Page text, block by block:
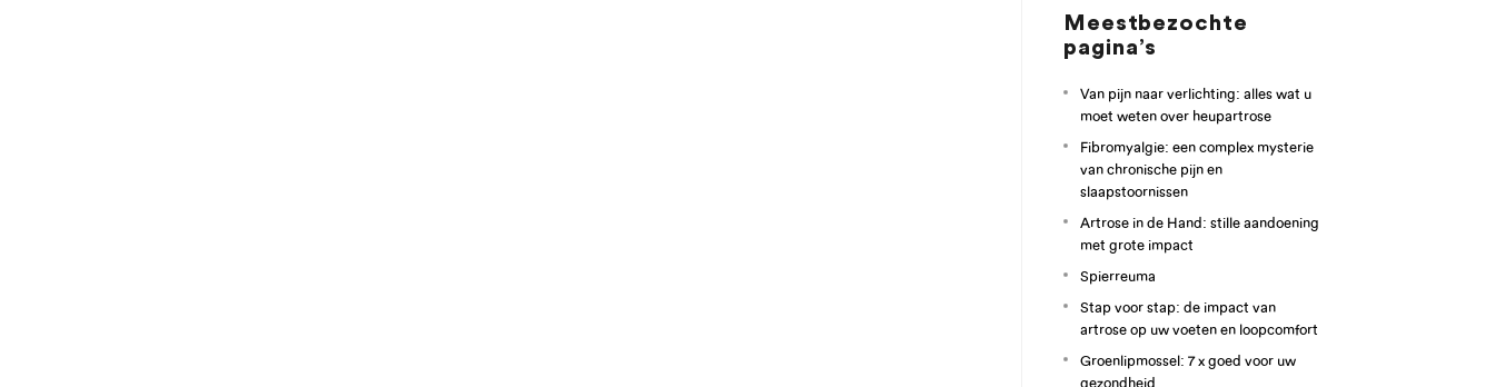
Meestbezochte
pagina’s
Van pijn naar verlichting: alles wat u
moet weten over heupartrose
Fibromyalgie: een complex mysterie
van chronische pijn en
slaapstoornissen
Artrose in de Hand: stille aandoening
met grote impact
Spierreuma
Stap voor stap: de impact van
artrose op uw voeten en loopcomfort
Groenlipmossel: 7 x goed voor uw
gezondheid